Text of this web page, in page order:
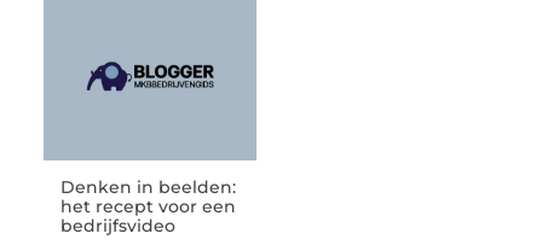
Denken in beelden:
het recept voor een
bedrijfsvideo